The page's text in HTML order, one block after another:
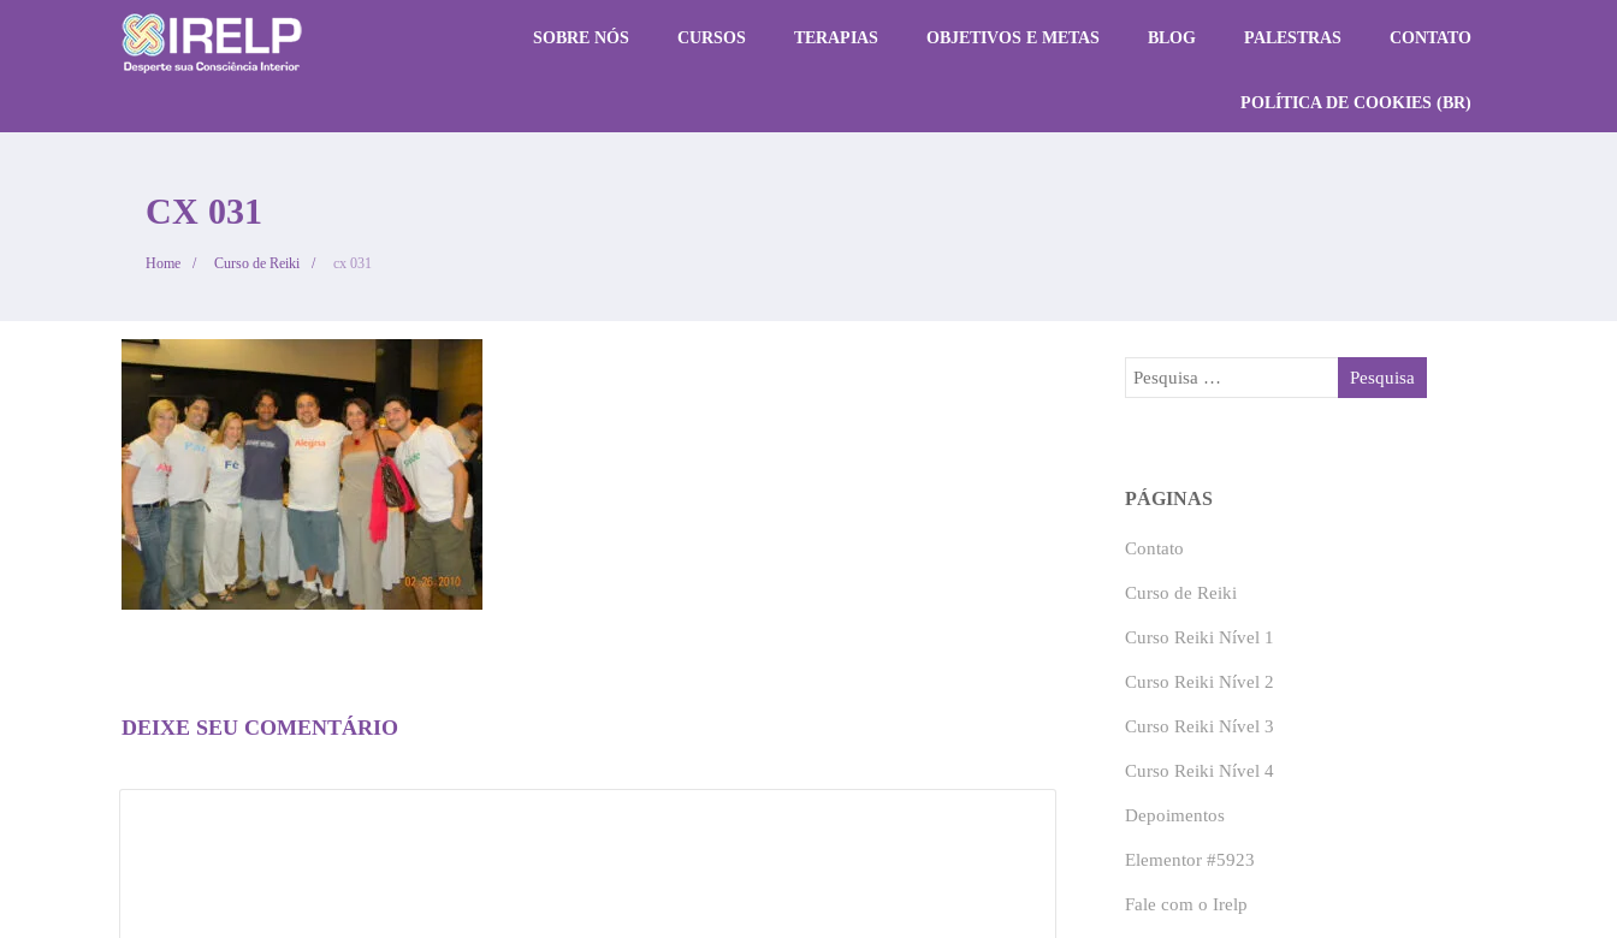
SOBRE NÓS CURSOS TERAPIAS OBJETIVOS E METAS BLOG PALESTRAS CONTATO
POLÍTICA DE COOKIES (BR)
CX 031
Home Curso de Reiki cx 031
DEIXE SEU COMENTÁRIO
PÁGINAS
Contato
Curso de Reiki
Curso Reiki Nível 1
Curso Reiki Nível 2
Curso Reiki Nível 3
Curso Reiki Nível 4
Depoimentos
Elementor #5923
Fale com o Irelp